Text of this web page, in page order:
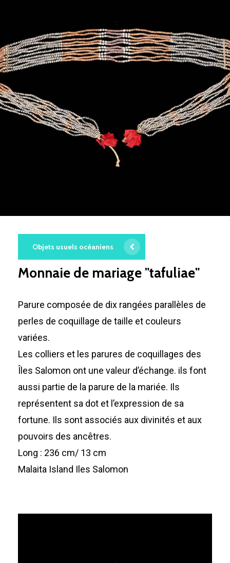
Objets usuels océaniens
Monnaie de mariage "tafuliae"
Parure composée de dix rangées parallèles de
perles de coquillage de taille et couleurs
variées.
Les colliers et les parures de coquillages des
Îles Salomon ont une valeur d’échange. ils font
aussi partie de la parure de la mariée. Ils
représentent sa dot et l’expression de sa
fortune. Ils sont associés aux divinités et aux
pouvoirs des ancêtres.
Long : 236 cm/ 13 cm
Malaita Island Iles Salomon